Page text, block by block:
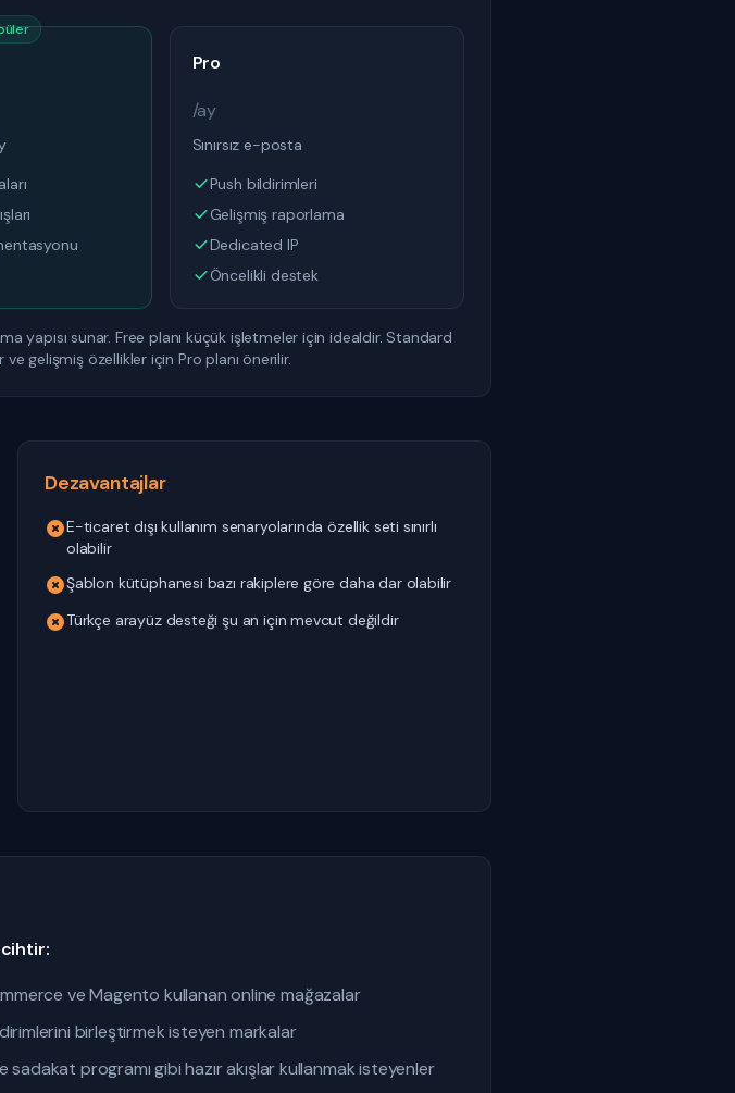
Pro
/ay
Sınırsız e-posta
Push bildirimleri
Gelişmiş raporlama
Dedicated IP
Öncelikli destek
yapısı sunar. Free planı küçük işletmeler için idealdir. Standard
gelişmiş özellikler için Pro planı önerilir.
Dezavantajlar
E-ticaret dışı kullanım senaryolarında özellik seti sınırlı
olabilir
Şablon kütüphanesi bazı rakiplere göre daha dar olabilir
Türkçe arayüz desteği şu an için mevcut değildir
ve Magento kullanan online mağazalar
birleştirmek isteyen markalar
programı gibi hazır akışlar kullanmak isteyenler